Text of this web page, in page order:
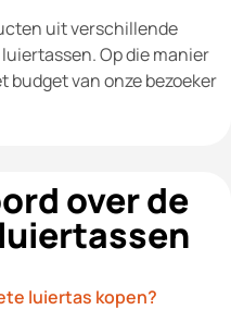
uit verschillende
Op die manier
budget van onze bezoeker
over de
luiertas kopen?